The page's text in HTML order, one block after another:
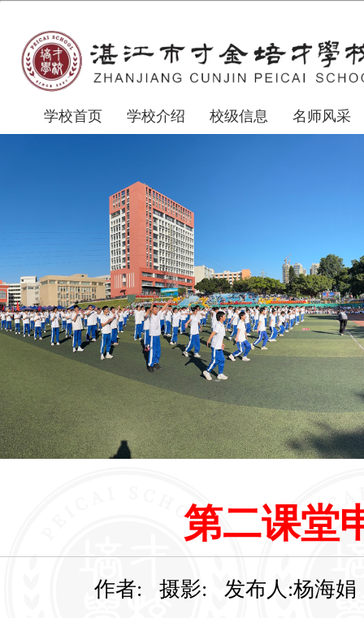
学校首页 学校介绍 校级信息 名师风采
第二课堂
作者: 摄影: 发布人:杨海娟
二课申报演示
科组长审核二课方法